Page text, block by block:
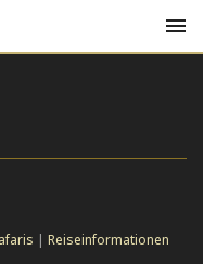
| Reiseinformationen